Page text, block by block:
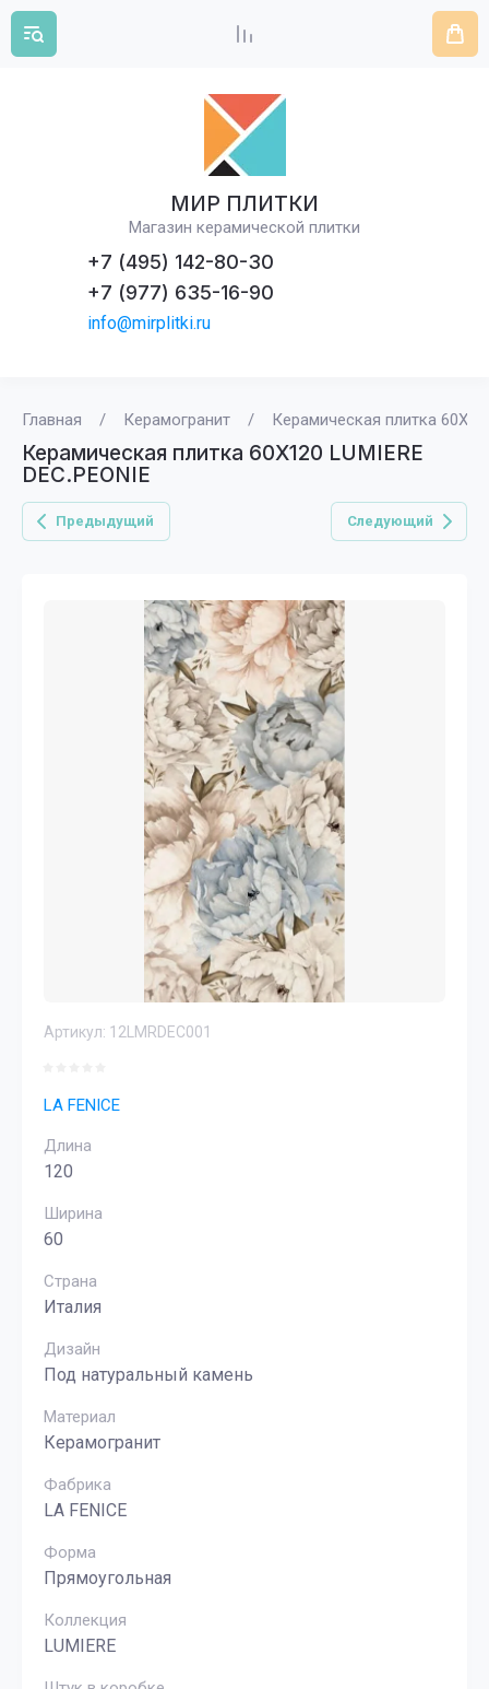
МИР ПЛИТКИ
Магазин керамической плитки
+7 (495) 142-80-30
+7 (977) 635-16-90
info@mirplitki.ru
Главная / Керамогранит / Керамическая плитка
Керамическая плитка 60X120 LUMIERE
DEC.PEONIE
Предыдущий Следующий
Артикул: 12LMRDEC001
LA FENICE
Длина
120
Ширина
60
Страна
Италия
Дизайн
Под натуральный камень
Материал
Керамогранит
Фабрика
LA FENICE
Форма
Прямоугольная
Коллекция
LUMIERE